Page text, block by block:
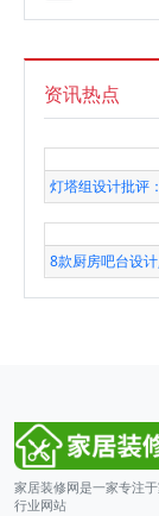
资讯热点
灯塔组设计批评
8款厨房吧台设
家居装修网是一家专注
行业网站